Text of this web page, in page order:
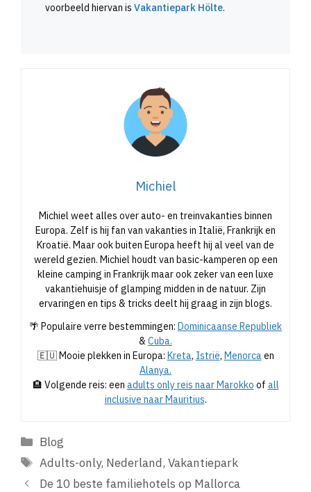
voorbeeld hiervan is Vakantiepark Hölte.
Michiel
Michiel weet alles over auto- en treinvakanties binnen
Europa. Zelf is hij fan van vakanties in Italië, Frankrijk en
Kroatië. Maar ook buiten Europa heeft hij al veel van de
wereld gezien. Michiel houdt van basic-kamperen op een
kleine camping in Frankrijk maar ook zeker van een luxe
vakantiehuisje of glamping midden in de natuur. Zijn
ervaringen en tips & tricks deelt hij graag in zijn blogs.
🌴 Populaire verre bestemmingen: Dominicaanse Republiek
& Cuba.
🇪🇺 Mooie plekken in Europa: Kreta, Istrië, Menorcaen
Alanya.
🏨 Volgende reis: een adults only reis naar Marokko of all
inclusive naar Mauritius.
Categorieën
Blog
Tags
Adults-only, Nederland,Vakantiepark
De 10 beste familiehotels op Mallorca